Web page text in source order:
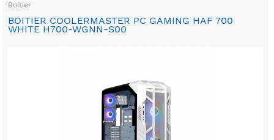
Boitier
BOITIER COOLERMASTER PC GAMING HAF 700
WHITE H700-WGNN-S00